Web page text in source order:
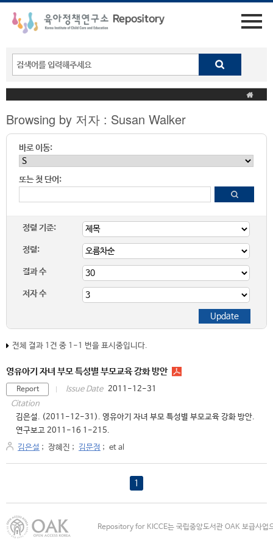
Browsing by 저자 : Susan Walker
바로 이동:
또는 첫 단어:
정렬 기준:
정렬:
결과 수
저자 수
전체 결과 1건 중 1-1 번을 표시중입니다.
영유아기 자녀 부모 특성별 부모교육 강화 방안
Report Issue Date 2011-12-31
Citation
김은설. (2011-12-31). 영유아기 자녀 부모 특성별 부모교육 강화 방안.
연구보고 2011-16 1-215.
김은설 ; 장혜진 ; 김문정 ; et al
1
Repository for KICCE는 국립중앙도서관 OAK 보급사업